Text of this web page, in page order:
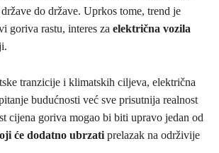
do države. Uprkos tome, trend je
goriva rastu, interes za električna vozila
tranzicije i klimatskih ciljeva, električna
budućnosti već sve prisutnija realnost
cijena goriva mogao bi biti upravo jedan od
će dodatno ubrzati prelazak na održivije